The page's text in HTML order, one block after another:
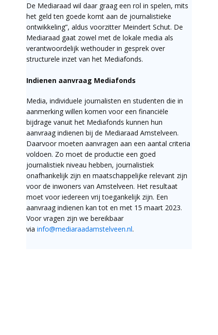
De Mediaraad wil daar graag een rol in spelen, mits
het geld ten goede komt aan de journalistieke
ontwikkeling”, aldus voorzitter Meindert Schut. De
Mediaraad gaat zowel met de lokale media als
verantwoordelijk wethouder in gesprek over
structurele inzet van het Mediafonds.
Indienen aanvraag Mediafonds
Media, individuele journalisten en studenten die in
aanmerking willen komen voor een financiële
bijdrage vanuit het Mediafonds kunnen hun
aanvraag indienen bij de Mediaraad Amstelveen.
Daarvoor moeten aanvragen aan een aantal criteria
voldoen. Zo moet de productie een goed
journalistiek niveau hebben, journalistiek
onafhankelijk zijn en maatschappelijke relevant zijn
voor de inwoners van Amstelveen. Het resultaat
moet voor iedereen vrij toegankelijk zijn. Een
aanvraag indienen kan tot en met 15 maart 2023.
Voor vragen zijn we bereikbaar
via info@mediaraadamstelveen.nl.